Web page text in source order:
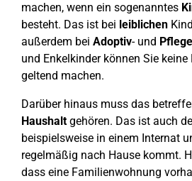
machen, wenn ein sogenanntes
besteht. Das ist bei leiblichen
außerdem bei Adoptiv- und
und Enkelkinder können Sie
geltend machen.
Darüber hinaus muss das
Haushaltgehören. Das ist auch
beispielsweise in einem Internat
regelmäßig nach Hause kommt.
dass eine Familienwohnung